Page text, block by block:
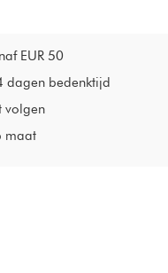
EUR 50
dagen bedenktijd
volgen
maat